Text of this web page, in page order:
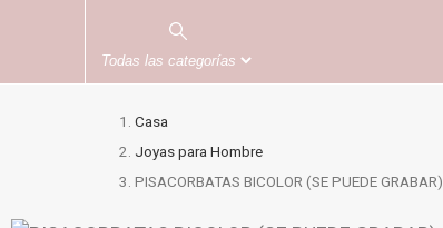
Casa
Joyas para Hombre
PISACORBATAS BICOLOR (SE PUEDE GRABAR)